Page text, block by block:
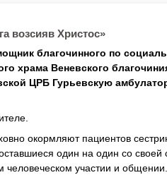
возсияв Христос»
благочинного по
храма Веневского
ЦРБ Гурьевскую
окормляют пациентов
один на один со своей
участии и